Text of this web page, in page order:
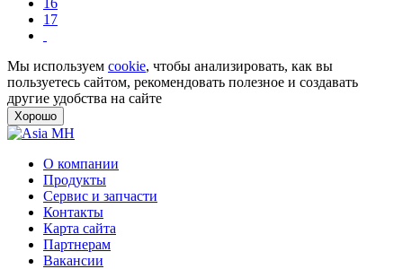
17
Мы используем cookie, чтобы анализировать, как вы
пользуетесь сайтом, рекомендовать полезное и создавать
другие удобства на сайте
Хорошо
О компании
Продукты
Сервис и запчасти
Контакты
Карта сайта
Партнерам
Вакансии